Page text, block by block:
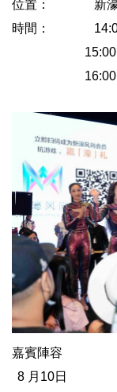
位置： 新濠天
時間： 14:00
15:00 –
16:00 –
嘉賓陣容
8 月10日